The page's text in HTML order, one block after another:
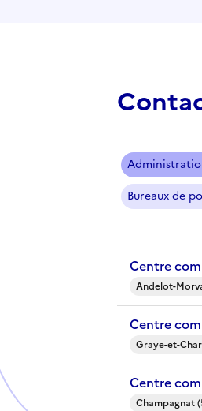
Bureaux de
Centre
Andelot-
Centre
Graye-et-
Centre
Champagnat